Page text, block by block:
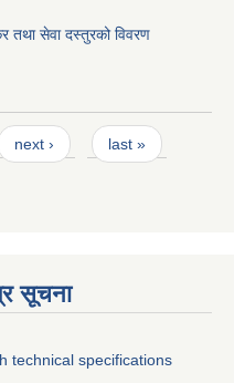
तथा सेवा दस्तुरको विवरण
next › last »
सूचना
technical specifications